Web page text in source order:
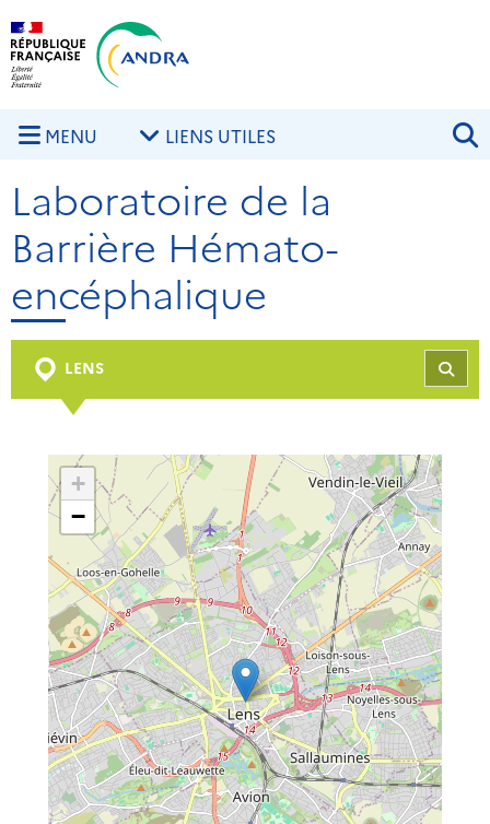
Aller au contenu principal
MENU LIENS UTILES
Laboratoire de la
Barrière Hémato-
encéphalique
LENS
+
−